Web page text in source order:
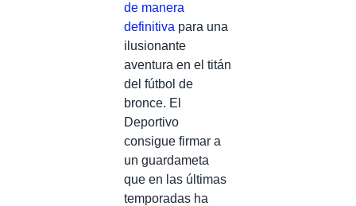
de manera
definitiva para una
ilusionante
aventura en el titán
del fútbol de
bronce. El
Deportivo
consigue firmar a
un guardameta
que en las últimas
temporadas ha